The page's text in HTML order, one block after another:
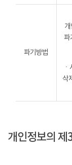
파기방법
파
삭
개인정보의 제